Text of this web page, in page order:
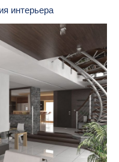
интерьера